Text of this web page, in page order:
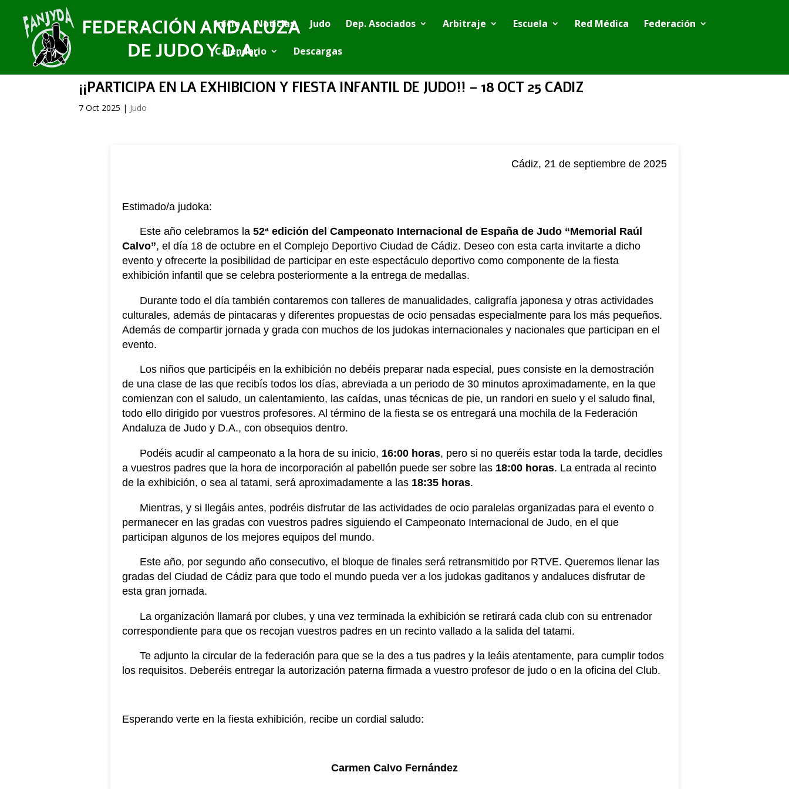
Inicio Noticias Judo Dep. Asociados Arbitraje Escuela Red Médica Federación
Calendario Descargas
¡¡PARTICIPA EN LA EXHIBICION Y FIESTA INFANTIL DE JUDO!! – 18 OCT 25 CADIZ
7 Oct 2025 | Judo
Cádiz, 21 de septiembre de 2025
Estimado/a judoka:
Este año celebramos la52ª edición del Campeonato Internacional de España de Judo “Memorial Raúl
Calvo”, el día 18 de octubre en el Complejo Deportivo Ciudad de Cádiz. Deseo con esta carta invitarte a dicho
evento y ofrecerte la posibilidad de participar en este espectáculo deportivo como componente de la fiesta
exhibición infantil que se celebra posteriormente a la entrega de medallas.
Durante todo el día también contaremos con talleres de manualidades, caligrafía japonesa y otras actividades
culturales, además de pintacaras y diferentes propuestas de ocio pensadas especialmente para los más pequeños.
Además de compartir jornada y grada con muchos de los judokas internacionales y nacionales que participan en el
evento.
Los niños que participéis en la exhibición no debéis preparar nada especial, pues consiste en la demostración
de una clase de las que recibís todos los días, abreviada a un periodo de 30 minutos aproximadamente, en la que
comienzan con el saludo, un calentamiento, las caídas, unas técnicas de pie, un randori en suelo y el saludo final,
todo ello dirigido por vuestros profesores. Al término de la fiesta se os entregará una mochila de la Federación
Andaluza de Judo y D.A., con obsequios dentro.
Podéis acudir al campeonato a la hora de su inicio, 16:00 horas, pero si no queréis estar toda la tarde, decidles
a vuestros padres que la hora de incorporación al pabellón puede ser sobre las 18:00 horas. La entrada al recinto
de la exhibición, o sea al tatami, será aproximadamente a las 18:35 horas.
Mientras, y si llegáis antes, podréis disfrutar de las actividades de ocio paralelas organizadas para el evento o
permanecer en las gradas con vuestros padres siguiendo el Campeonato Internacional de Judo, en el que
participan algunos de los mejores equipos del mundo.
Este año, por segundo año consecutivo, el bloque de finales será retransmitido por RTVE. Queremos llenar las
gradas del Ciudad de Cádiz para que todo el mundo pueda ver a los judokas gaditanos y andaluces disfrutar de
esta gran jornada.
La organización llamará por clubes, y una vez terminada la exhibición se retirará cada club con su entrenador
correspondiente para que os recojan vuestros padres en un recinto vallado a la salida del tatami.
Te adjunto la circular de la federación para que se la des a tus padres y la leáis atentamente, para cumplir todos
los requisitos. Deberéis entregar la autorización paterna firmada a vuestro profesor de judo o en la oficina del Club.
Esperando verte en la fiesta exhibición, recibe un cordial saludo:
Carmen Calvo Fernández